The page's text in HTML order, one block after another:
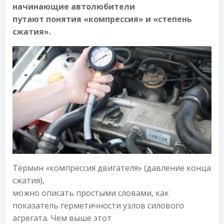
начинающие автолюбители
путают понятия «компрессия» и «степень
сжатия».
Термин «компрессия двигателя» (давление конца
сжатия),
можно описать простыми словами, как
показатель герметичности узлов силового
агрегата. Чем выше этот